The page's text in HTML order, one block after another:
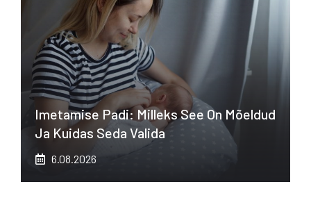
Imetamise Padi: Milleks See On Mõeldud
Ja Kuidas Seda Valida
6.08.2026